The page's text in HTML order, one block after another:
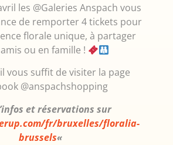
les @Galeries Anspach vous
de remporter 4 tickets pour
florale unique, à partager
ou en famille !
vous suffit de visiter la page
@anspachshopping
et réservations sur
fr/bruxelles/floralia-
brussels«